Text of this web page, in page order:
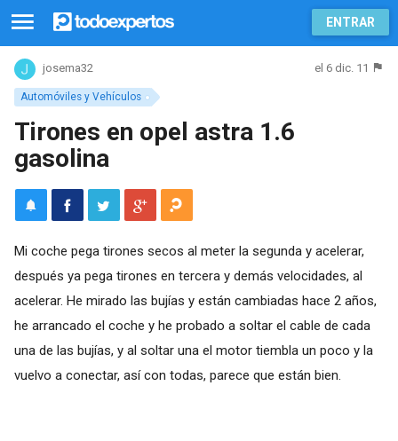
ENTRAR
Automóviles y Vehículos
josema32 el 6 dic. 11
Tirones en opel astra 1.6
gasolina
Mi coche pega tirones secos al meter la segunda y acelerar,
después ya pega tirones en tercera y demás velocidades, al
acelerar. He mirado las bujías y están cambiadas hace 2 años,
he arrancado el coche y he probado a soltar el cable de cada
una de las bujías, y al soltar una el motor tiembla un poco y la
vuelvo a conectar, así con todas, parece que están bien.